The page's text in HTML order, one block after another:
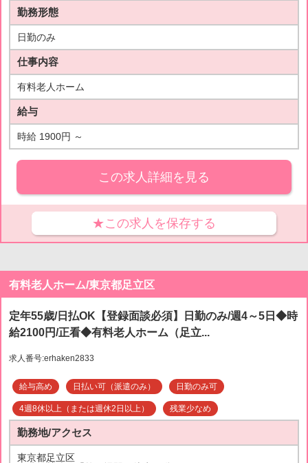
勤務形態
日勤のみ
仕事内容
有料老人ホーム
給与
時給 1900円 ～
この求人詳細を見る
★この求人を保存する
有料老人ホーム/東京都足立区
定年55歳/日払OK【登録面談必須】日勤のみ/週4～5日◆時
給2100円/正看◆有料老人ホーム（足立...
求人番号:erhaken2833
給与高め 日払い可（派遣のみ） 日勤のみ可
4週8休以上（または週休2日以上） 残業少なめ
勤務地/アクセス
東京都足立区